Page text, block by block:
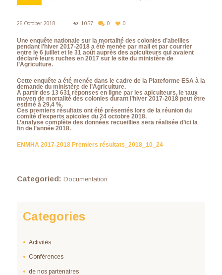
26 October 2018 1057 0 0
Une enquête nationale sur la mortalité des colonies d’abeilles
pendant l’hiver 2017-2018 a été menée par mail et par courrier
entre le 6 juillet et le 31 août auprès des apiculteurs qui avaient
déclaré leurs ruches en 2017 sur le site du ministère de
l’Agriculture.
Cette enquête a été menée dans le cadre de la Plateforme ESA à la
demande du ministère de l’Agriculture.
A partir des 13 631 réponses en ligne par les apiculteurs, le taux
moyen de mortalité des colonies durant l’hiver 2017-2018 peut être
estimé à 29,4 %.
Ces premiers résultats ont été présentés lors de la réunion du
comité d’experts apicoles du 24 octobre 2018.
L’analyse complète des données recueillies sera réalisée d’ici la
fin de l’année 2018.
ENMHA 2017-2018 Premiers résultats_2018_10_24
Categoried: Documentation
Categories
Activités
Conférences
de nos partenaires